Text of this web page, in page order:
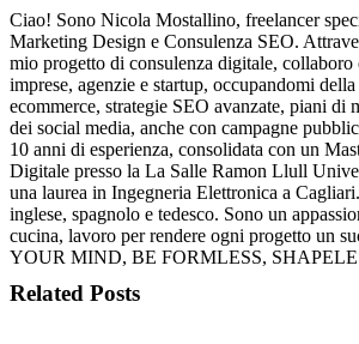
Ciao! Sono Nicola Mostallino, freelancer
Marketing Design e Consulenza SEO.
mio progetto di consulenza digitale, collaboro
imprese, agenzie e startup, occupandomi
ecommerce, strategie SEO avanzate, piani di
dei social media, anche con campagne
10 anni di esperienza, consolidata con un
Digitale presso la La Salle Ramon Llull
una laurea in Ingegneria Elettronica a
inglese, spagnolo e tedesco. Sono un
cucina, lavoro per rendere ogni progetto un
YOUR MIND, BE FORMLESS,
Related Posts